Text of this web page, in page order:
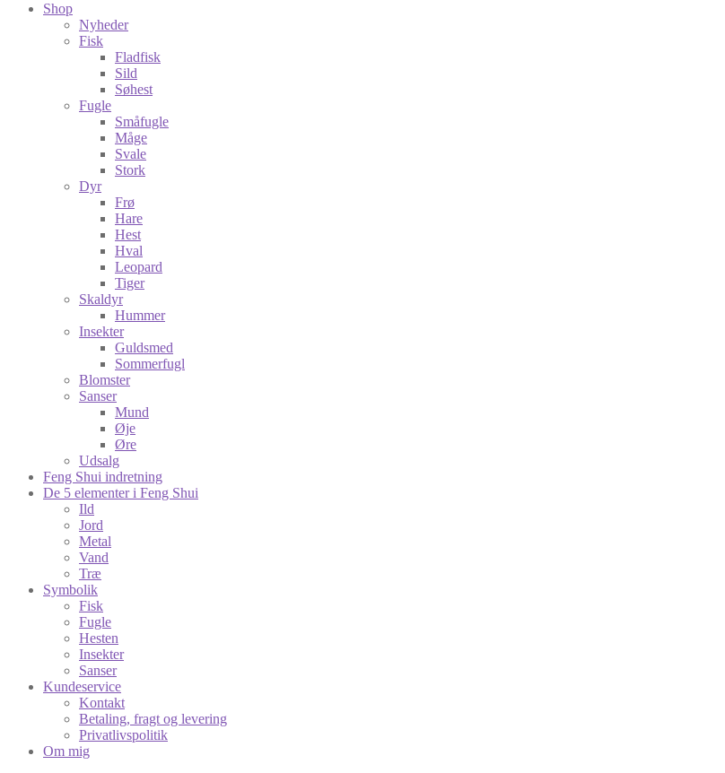
Shop
Nyheder
Fisk
Fladfisk
Sild
Søhest
Fugle
Småfugle
Måge
Svale
Stork
Dyr
Frø
Hare
Hest
Hval
Leopard
Tiger
Skaldyr
Hummer
Insekter
Guldsmed
Sommerfugl
Blomster
Sanser
Mund
Øje
Øre
Udsalg
Feng Shui indretning
De 5 elementer i Feng Shui
Ild
Jord
Metal
Vand
Træ
Symbolik
Fisk
Fugle
Hesten
Insekter
Sanser
Kundeservice
Kontakt
Betaling, fragt og levering
Privatlivspolitik
Om mig